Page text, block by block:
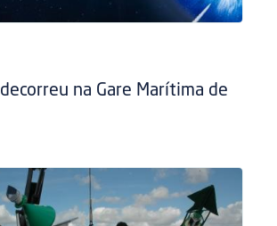
na Gare Marítima de